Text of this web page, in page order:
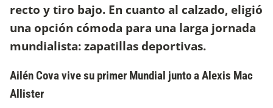
recto y tiro bajo. En cuanto al calzado, eligió
una opción cómoda para una larga jornada
mundialista: zapatillas deportivas.
Ailén Cova vive su primer Mundial junto a Alexis Mac
Allister